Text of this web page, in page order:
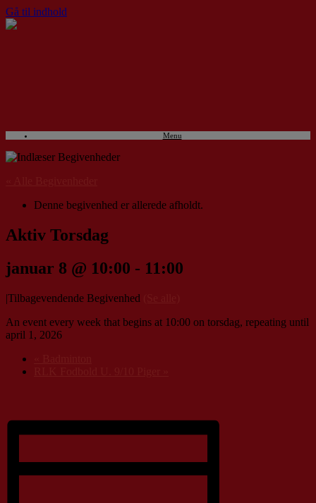
Gå til indhold
Menu
Denne begivenhed er allerede afholdt.
Aktiv Torsdag
januar 8 @ 10:00 - 11:00
|Tilbagevendende Begivenhed
An event every week that begins at 10:00 on torsdag, repeating until
april 1, 2026